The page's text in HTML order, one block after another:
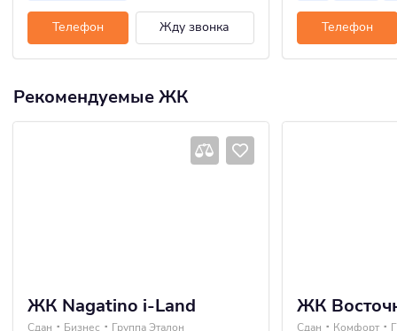
Телефон Жду звонка Телефон
Рекомендуемые ЖК
ЖК Nagatino i-Land
Сдан Бизнес Группа Эталон
ЖК
Сдан Комфорт